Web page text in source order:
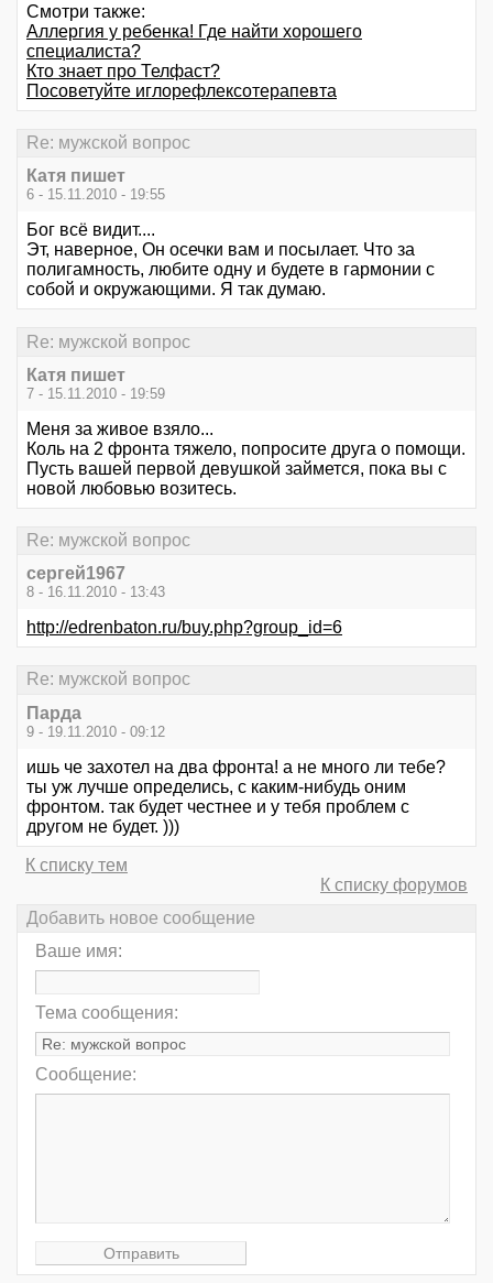
Смотри также:
Аллергия у ребенка! Где найти хорошего
специалиста?
Кто знает про Телфаст?
Посоветуйте иглорефлексотерапевта
Re: мужской вопрос
Катя пишет
6 - 15.11.2010 - 19:55
Бог всё видит....
Эт, наверное, Он осечки вам и посылает. Что за
полигамность, любите одну и будете в гармонии с
собой и окружающими. Я так думаю.
Re: мужской вопрос
Катя пишет
7 - 15.11.2010 - 19:59
Меня за живое взяло...
Коль на 2 фронта тяжело, попросите друга о помощи.
Пусть вашей первой девушкой займется, пока вы с
новой любовью возитесь.
Re: мужской вопрос
сергей1967
8 - 16.11.2010 - 13:43
http://edrenbaton.ru/buy.php?group_id=6
Re: мужской вопрос
Парда
9 - 19.11.2010 - 09:12
ишь че захотел на два фронта! а не много ли тебе?
ты уж лучше определись, с каким-нибудь оним
фронтом. так будет честнее и у тебя проблем с
другом не будет. )))
К списку тем
К списку форумов
Добавить новое сообщение
Ваше имя:
Тема сообщения:
Сообщение: